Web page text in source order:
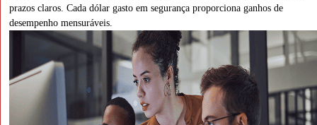
prazos claros. Cada dólar gasto em segurança proporciona ganhos de
desempenho mensuráveis.